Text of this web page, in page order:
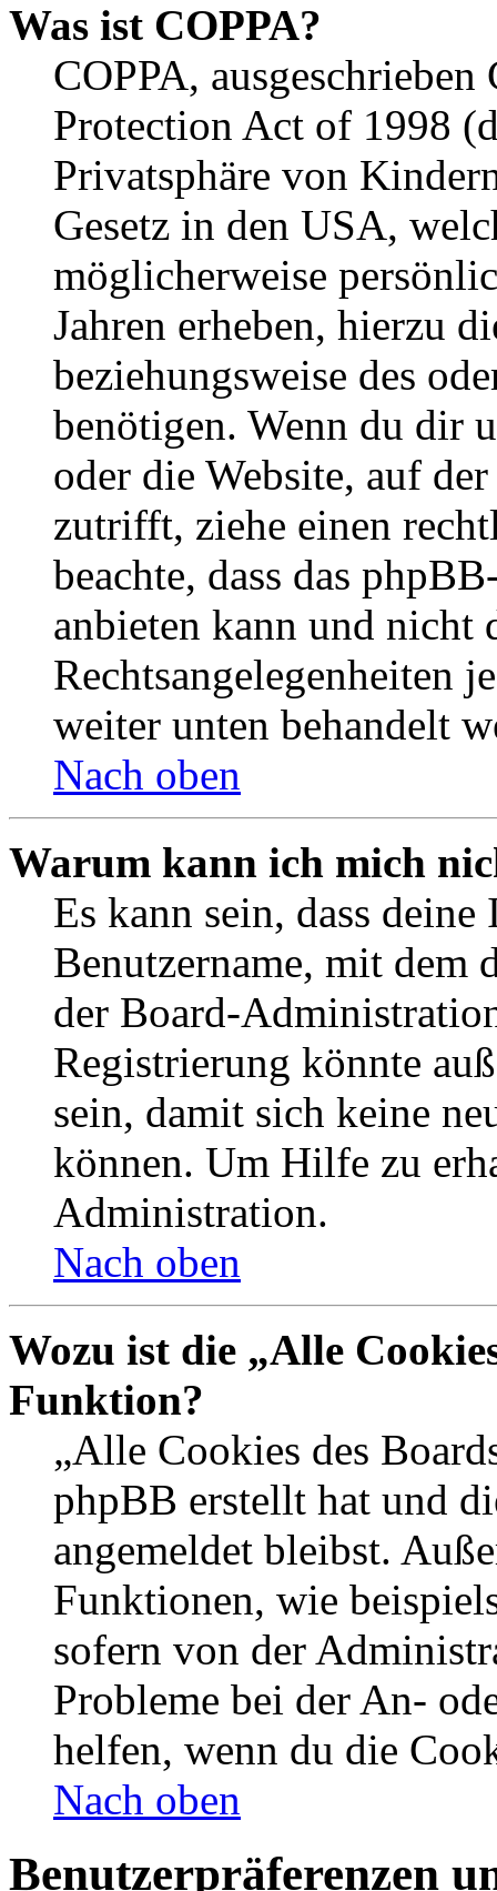
Was ist COPPA?
COPPA,
Protection Act of 1998
Privatsphäre von
Gesetz in den USA,
möglicherweise
Jahren erheben, hierzu
beziehungsweise des
benötigen. Wenn du dir
oder die Website, auf
zutrifft, ziehe einen
beachte, dass das
anbieten kann und nicht
Rechtsangelegenheiten
weiter unten behandelt
Nach oben
Warum kann ich mich
Es kann sein, dass
Benutzername, mit dem
der Board-
Registrierung könnte
sein, damit sich keine
können. Um Hilfe zu
Administration.
Nach oben
Wozu ist die „Alle
Funktion?
„Alle Cookies des
phpBB erstellt hat und
angemeldet bleibst.
Funktionen, wie
sofern von der
Probleme bei der An-
helfen, wenn du die
Nach oben
Benutzerpräferenzen